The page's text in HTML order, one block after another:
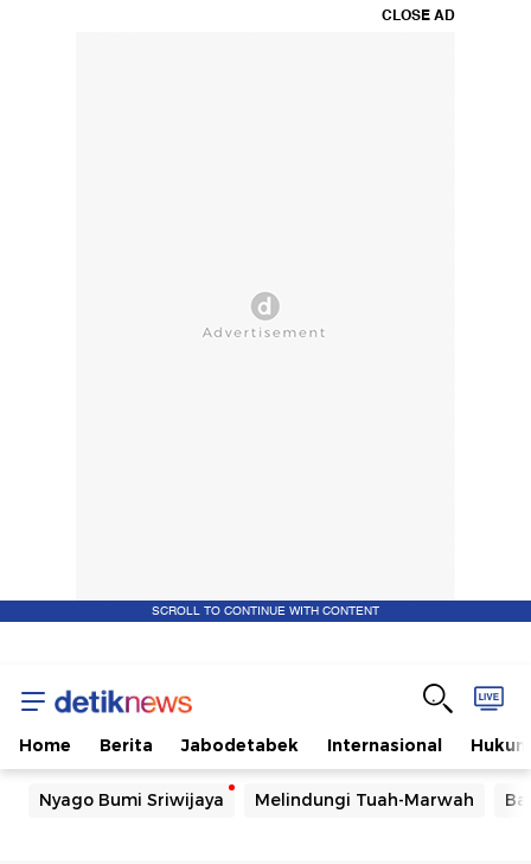
CLOSE AD
SCROLL TO CONTINUE WITH CONTENT
Home Berita Jabodetabek Internasional Hukum
Nyago Bumi Sriwijaya Melindungi Tuah-Marwah